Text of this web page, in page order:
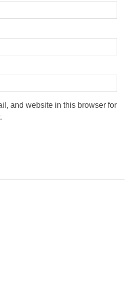
and website in this browser for